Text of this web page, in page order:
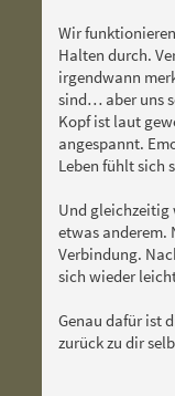
Wir
Halten durch.
irgendwann
sind… aber uns
Kopf ist laut
angespannt.
Leben fühlt sich
Und gleichzeitig
etwas anderem.
Verbindung.
sich wieder
Genau dafür ist
zurück zu dir